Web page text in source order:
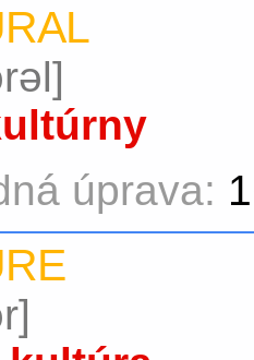
úprava: